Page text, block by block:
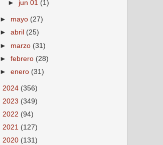
► jun 01 (1)
► mayo (27)
►abril (25)
► marzo (31)
►febrero (28)
►enero (31)
2024 (356)
2023 (349)
2022 (94)
2021 (127)
2020 (131)